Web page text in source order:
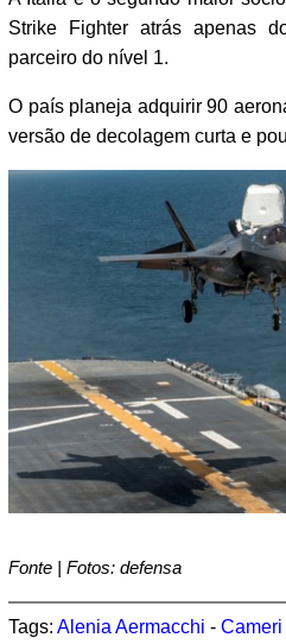
Strike Fighter atrás apenas
parceiro do nível 1.
O país planeja adquirir 90
versão de decolagem curta e
Fonte | Fotos: defensa
Tags: Alenia Aermacchi - Cameri